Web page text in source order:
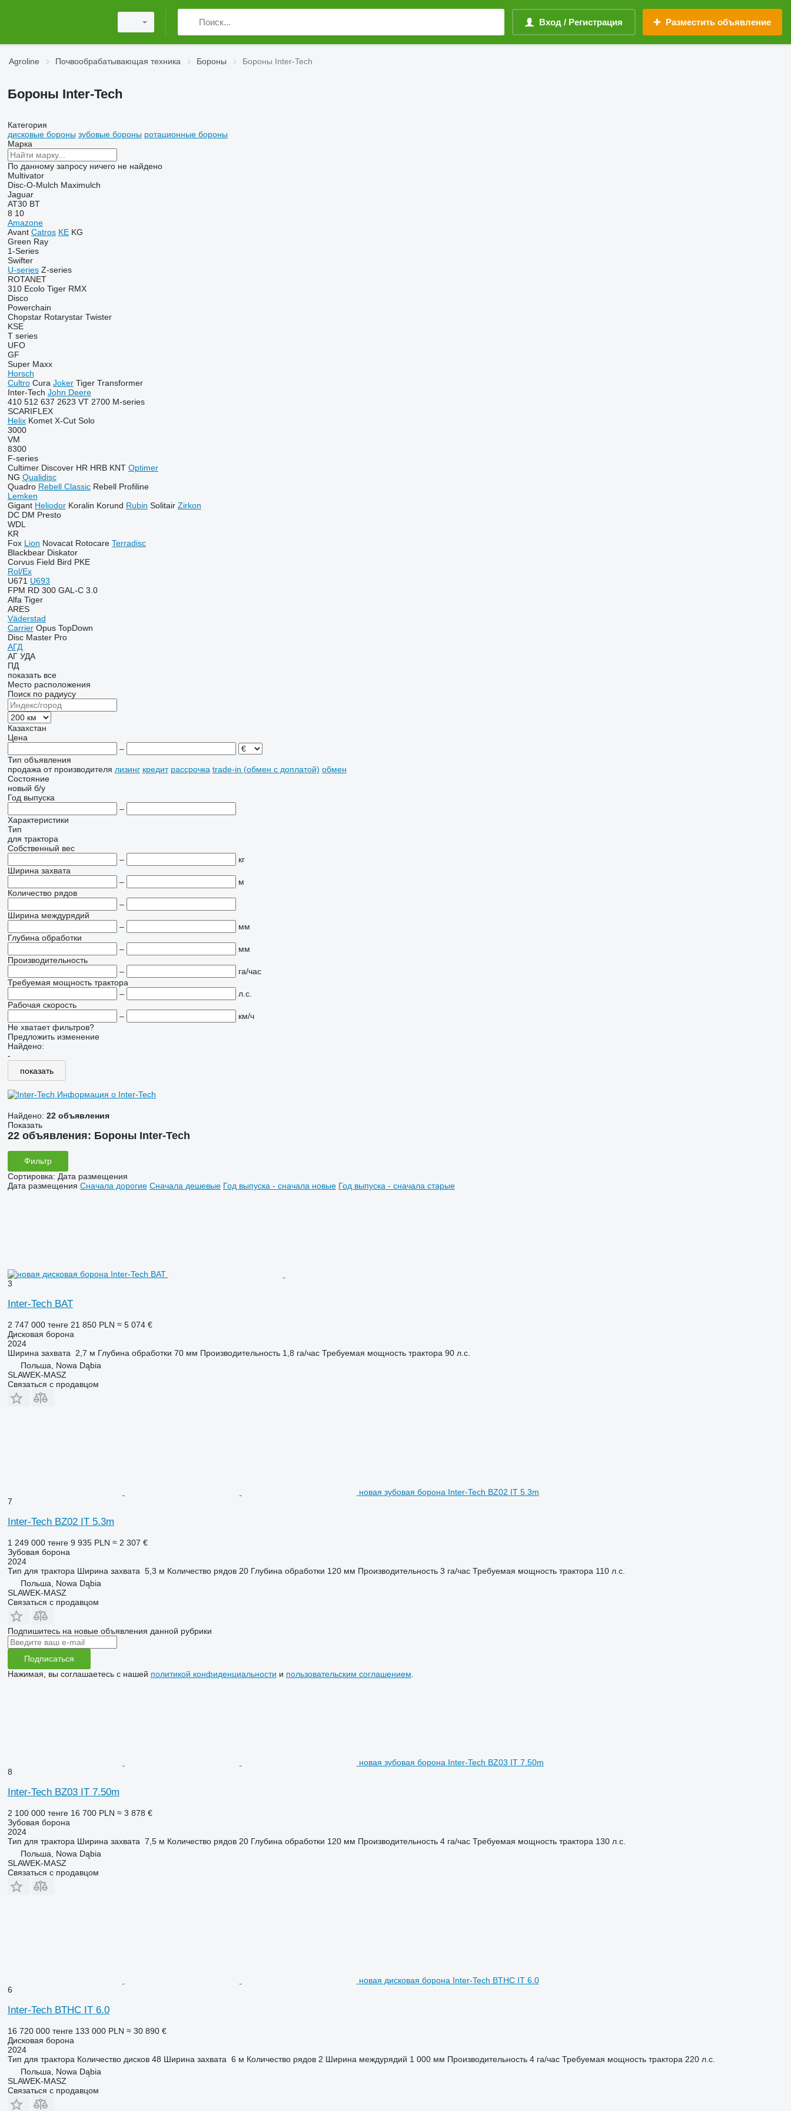
Вход / Регистрация Разместить объявление
Agroline Почвообрабатывающая техника Бороны Бороны Inter-Tech
Бороны Inter-Tech
Категория
дисковые бороны зубовые бороны ротационные бороны
Марка
По данному запросу ничего не найдено
Multivator
Disc-O-Mulch Maximulch
Jaguar
AT30 BT
8 10
Amazone
Avant Catros KE KG
Green Ray
1-Series
Swifter
U-series Z-series
ROTANET
310 Ecolo Tiger RMX
Disco
Powerchain
Chopstar Rotarystar Twister
KSE
T series
UFO
GF
Super Maxx
Horsch
Cultro Cura Joker Tiger Transformer
Inter-Tech John Deere
410 512 637 2623 VT 2700 M-series
SCARIFLEX
Helix Komet X-Cut Solo
3000
VM
8300
F-series
Cultimer Discover HR HRB KNT Optimer
NG Qualidisc
Quadro Rebell Classic Rebell Profiline
Lemken
Gigant Heliodor Koralin Korund Rubin Solitair Zirkon
DC DM Presto
WDL
KR
Fox Lion Novacat Rotocare Terradisc
Blackbear Diskator
Corvus Field Bird PKE
Rol/Ex
U671 U693
FPM RD 300 GAL-C 3.0
Alfa Tiger
ARES
Väderstad
Carrier Opus TopDown
Disc Master Pro
АГД
АГ УДА
ПД
показать все
Место расположения
Поиск по радиусу
Казахстан
Цена
–
Тип объявления
продажа от производителя лизинг кредит рассрочка trade-in (обмен с доплатой) обмен
Состояние
новый б/у
Год выпуска
–
Характеристики
Тип
для трактора
Собственный вес
–
кг
Ширина захвата
–
м
Количество рядов
–
Ширина междурядий
–
мм
Глубина обработки
–
мм
Производительность
–
га/час
Требуемая мощность трактора
–
л.с.
Рабочая скорость
–
км/ч
Не хватает фильтров?
Предложить изменение
Найдено:
-
показать
Информация о Inter-Tech
Найдено: 22 объявления
Показать
22 объявления: Бороны Inter-Tech
Фильтр
Сортировка: Дата размещения
Дата размещения Сначала дорогие Сначала дешевые Год выпуска - сначала новые Год выпуска - сначала старые
3
Inter-Tech BAT
2 747 000 тенге 21 850 PLN ≈ 5 074 €
Дисковая борона
2024
Ширина захвата
2,7 м Глубина обработки 70 мм Производительность 1,8 га/час Требуемая мощность трактора 90 л.с.
Польша, Nowa Dąbia
SLAWEK-MASZ
Связаться с продавцом
новая зубовая борона Inter-Tech BZ02 IT 5.3m
7
Inter-Tech BZ02 IT 5.3m
1 249 000 тенге 9 935 PLN ≈ 2 307 €
Зубовая борона
2024
Тип для трактора Ширина захвата 5,3 м Количество рядов 20 Глубина обработки 120 мм Производительность 3 га/час Требуемая мощность трактора 110 л.с.
Польша, Nowa Dąbia
SLAWEK-MASZ
Связаться с продавцом
Подпишитесь на новые объявления данной рубрики
Подписаться
Нажимая, вы соглашаетесь с нашей политикой конфиденциальности и пользовательским соглашением
новая зубовая борона Inter-Tech BZ03 IT 7.50m
8
Inter-Tech BZ03 IT 7.50m
2 100 000 тенге 16 700 PLN ≈ 3 878 €
Зубовая борона
2024
Тип для трактора Ширина захвата 7,5 м Количество рядов 20 Глубина обработки 120 мм Производительность 4 га/час Требуемая мощность трактора 130 л.с.
Польша, Nowa Dąbia
SLAWEK-MASZ
Связаться с продавцом
новая дисковая борона Inter-Tech BTHC IT 6.0
6
Inter-Tech BTHC IT 6.0
16 720 000 тенге 133 000 PLN ≈ 30 890 €
Дисковая борона
2024
Тип для трактора Количество дисков 48 Ширина захвата 6 м Количество рядов 2 Ширина междурядий 1 000 мм Производительность 4 га/час Требуемая мощность трактора 220 л.с.
Польша, Nowa Dąbia
SLAWEK-MASZ
Связаться с продавцом